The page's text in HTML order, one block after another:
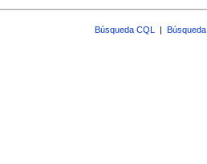
Búsqueda CQL